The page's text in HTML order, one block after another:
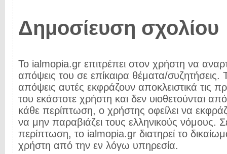
Δημοσίευση σχολίου
Το ialmopia.gr επιτρέπει στον χρήστη να
απόψεις του σε επίκαιρα θέματα/συζητήσεις.
απόψεις αυτές εκφράζουν αποκλειστικά τις
του εκάστοτε χρήστη και δεν υιοθετούνται
κάθε περίπτωση, ο χρήστης οφείλει να
να μην παραβιάζει τους ελληνικούς νόμους.
περίπτωση, το ialmopia.gr διατηρεί το
χρήστη από την εν λόγω υπηρεσία.